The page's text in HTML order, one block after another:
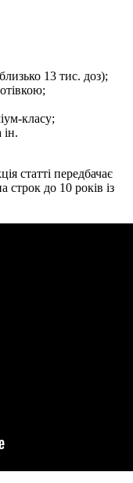
13 тис. доз);
класу;
статті передбачає
строк до 10 років із